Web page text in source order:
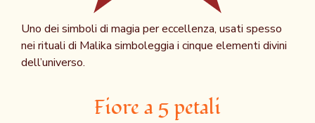
Uno dei simboli di magia per eccellenza, usati spesso
nei rituali di Malika simboleggia i cinque elementi divini
dell’universo.
Fiore a 5 petali